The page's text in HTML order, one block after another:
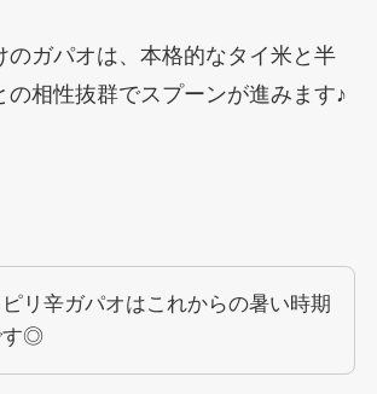
のガパオは、本格的なタイ米と半
の相性抜群でスプーンが進みます♪
リ辛ガパオはこれからの暑い時期
す◎